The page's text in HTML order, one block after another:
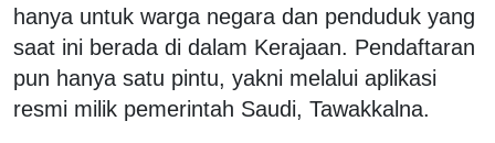
hanya untuk warga negara dan penduduk yang
saat ini berada di dalam Kerajaan. Pendaftaran
pun hanya satu pintu, yakni melalui aplikasi
resmi milik pemerintah Saudi, Tawakkalna.